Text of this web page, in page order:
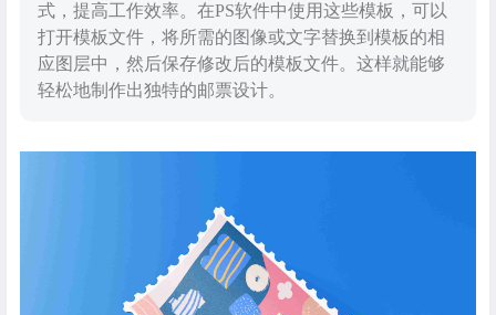
式，提高工作效率。在PS软件中使用这些模板，可以
打开模板文件，将所需的图像或文字替换到模板的相
应图层中，然后保存修改后的模板文件。这样就能够
轻松地制作出独特的邮票设计。